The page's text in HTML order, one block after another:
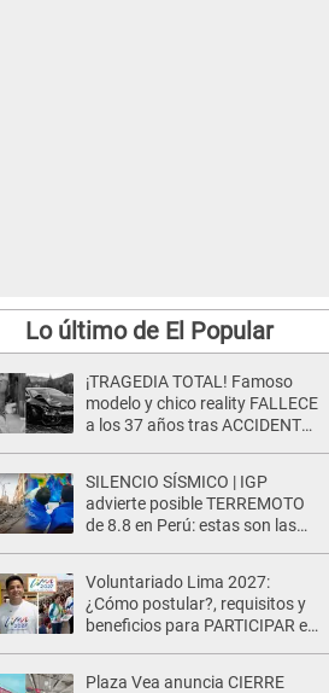
Lo último de El Popular
¡TRAGEDIA TOTAL! Famoso
modelo y chico reality FALLECE
a los 37 años tras ACCIDENTE
SILENCIO SÍSMICO | IGP
advierte posible TERREMOTO
de 8.8 en Perú: estas son las
Voluntariado Lima 2027:
¿Cómo postular?, requisitos y
beneficios para PARTICIPAR en
Plaza Vea anuncia CIERRE